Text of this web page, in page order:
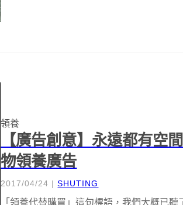
領養
【廣告創意】永遠都有空
物領養廣告
2017/04/24 |SHUTING
「領養代替購買」這句標語，我們大概已